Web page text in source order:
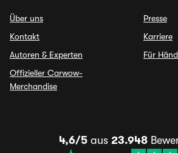
Über uns
Kontakt
Autoren & Experten
Offizieller Carwow-
Merchandise
Presse
Karriere
Für
4,6/5 aus 23.948